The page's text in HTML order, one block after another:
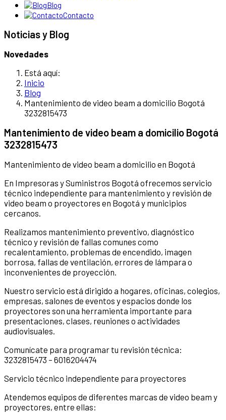
Blog
Contacto
Noticias y Blog
Novedades
Está aquí:
Inicio
Blog
Mantenimiento de video beam a domicilio Bogotá
3232815473
Mantenimiento de video beam a domicilio Bogotá
3232815473
Mantenimiento de video beam a domicilio en Bogotá
En Impresoras y Suministros Bogotá ofrecemos servicio
técnico independiente para mantenimiento y revisión de
video beam o proyectores en Bogotá y municipios
cercanos.
Realizamos mantenimiento preventivo, diagnóstico
técnico y revisión de fallas comunes como
recalentamiento, problemas de encendido, imagen
borrosa, fallas de ventilación, errores de lámpara o
inconvenientes de proyección.
Nuestro servicio está dirigido a hogares, oficinas, colegios,
empresas, salones de eventos y espacios donde los
proyectores son una herramienta importante para
presentaciones, clases, reuniones o actividades
audiovisuales.
Comunícate para programar tu revisión técnica:
3232815473 – 6016204474
Servicio técnico independiente para proyectores
Atendemos equipos de diferentes marcas de video beam y
proyectores, entre ellas: